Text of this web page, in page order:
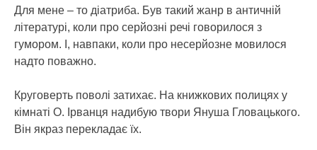
Для мене – то діатриба. Був такий жанр в античній
літературі, коли про серйозні речі говорилося з
гумором. І, навпаки, коли про несерйозне мовилося
надто поважно.
Круговерть поволі затихає. На книжкових полицях у
кімнаті О. Ірванця надибую твори Януша Гловацького.
Він якраз перекладає їх.